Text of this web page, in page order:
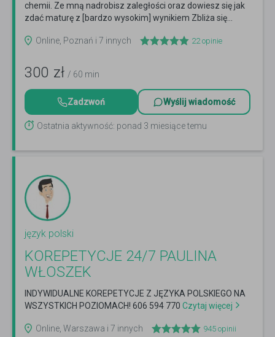
chemii. Ze mną nadrobisz zaległości oraz dowiesz się jak
zdać maturę z [bardzo wysokim] wynikiem Zbliża się...
Online, Poznań i 7 innych
22opinie
300 zł / 60 min
Zadzwoń Wyślij wiadomość
Ostatnia aktywność: ponad 3 miesiące temu
język polski
KOREPETYCJE 24/7 PAULINA
WŁOSZEK
INDYWIDUALNE KOREPETYCJE Z JĘZYKA POLSKIEGO NA
WSZYSTKICH POZIOMACH! 606 594 770 Czytaj więcej
Online, Warszawa i 7 innych 945 opinii